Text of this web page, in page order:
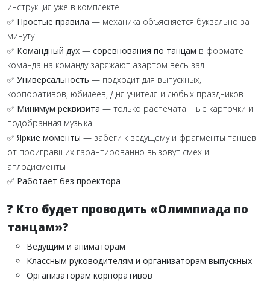
инструкция уже в комплекте
✅ Простые правила — механика объясняется буквально за
минуту
✅ Командный дух — соревнования по танцам в формате
команда на команду заряжают азартом весь зал
✅ Универсальность — подходит для выпускных,
корпоративов, юбилеев, Дня учителя и любых праздников
✅ Минимум реквизита — только распечатанные карточки и
подобранная музыка
✅ Яркие моменты — забеги к ведущему и фрагменты танцев
от проигравших гарантированно вызовут смех и
аплодисменты
✅ Работает без проектора
? Кто будет проводить «Олимпиада по
танцам»?
Ведущим и аниматорам
Классным руководителям и организаторам выпускных
Организаторам корпоративов